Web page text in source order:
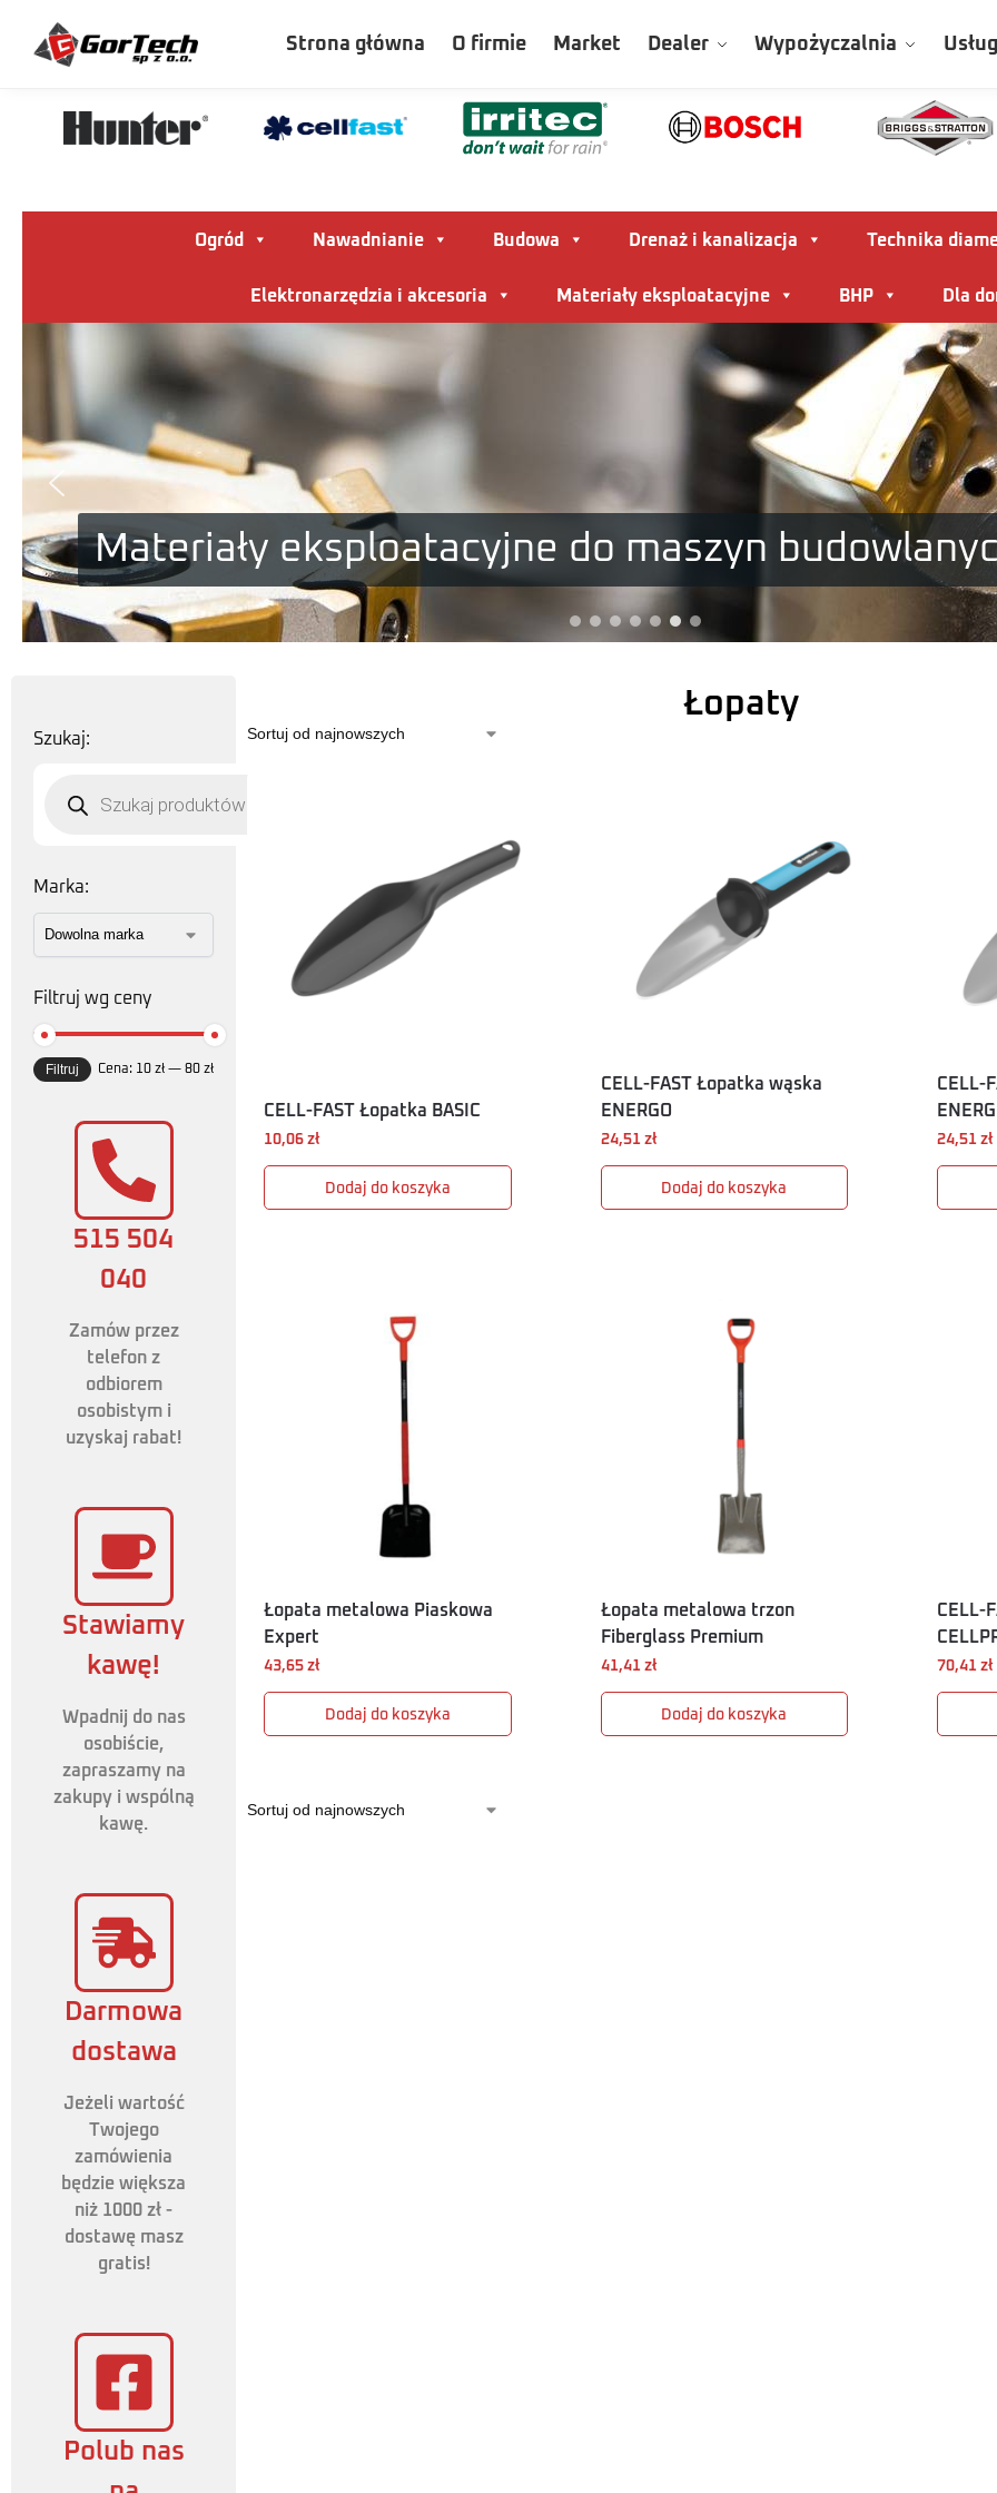
Strona główna O firmie Market Dealer Wypożyczalnia
Szukaj
Ogród Nawadnianie Budowa Drenaż i kanalizacja Technika
Elektronarzędzia i akcesoria Materiały eksploatacyjne BHP Dla
Materiały eksploatacyjne do maszyn
Szukaj:
Marka:
Filtruj wg ceny
Filtruj Cena: 10 zł —80 zł
515 504
040
Zamów przez
telefon z
odbiorem
osobistym i
uzyskaj rabat!
Stawiamy
kawę!
Wpadnij do nas
osobiście,
zapraszamy na
zakupy i wspólną
kawę.
Darmowa
dostawa
Jeżeli wartość
Twojego
zamówienia
będzie większa
niż 1000 zł -
dostawę masz
gratis!
Polub nas
Łopaty
CELL-FAST Łopatka BASIC
10,06zł
Dodaj do koszyka
CELL-FAST Łopatka wąska
ENERGO
24,51 zł
Dodaj do koszyka
CELL-
24,51 zł
Łopata metalowa Piaskowa
Expert
43,65zł
Dodaj do koszyka
Łopata metalowa trzon
Fiberglass Premium
41,41 zł
Dodaj do koszyka
CELL-
70,41 zł